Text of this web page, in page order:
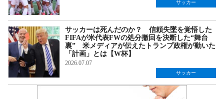
サッカー
サッカーは死んだのか？ 信頼失墜を覚悟した
FIFAが米代表FWの処分撤回を決断した“舞台
裏” 米メディアが伝えたトランプ政権が動いた
「計画」とは【W杯】
2026.07.07
サッカー